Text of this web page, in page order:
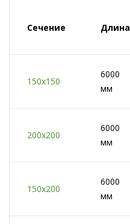
Сечение Длина
150x150
6000
мм
200x200
6000
мм
150x200
6000
мм